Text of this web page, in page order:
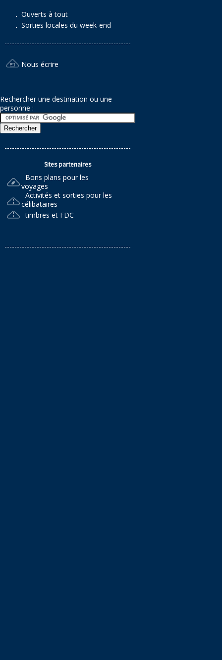
Ouverts à tout
Sorties locales du week-end
Nous écrire
Rechercher une destination ou une
personne :
Sites partenaires
Bons plans pour les
voyages
Activités et sorties pour les
célibataires
timbres et FDC